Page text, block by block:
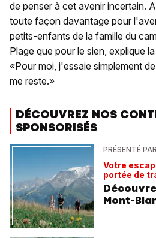
de penser à cet avenir incertain.
toute façon davantage pour
petits-enfants de la famille du
Plage que pour le sien, explique
«Pour moi, j'essaie simplement
me reste.»
DÉCOUVREZ NOS
SPONSORISÉS
PRÉSENTÉ
Votre
portée de
Mont-